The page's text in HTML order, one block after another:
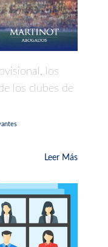
los
los clubes de
Leer Más